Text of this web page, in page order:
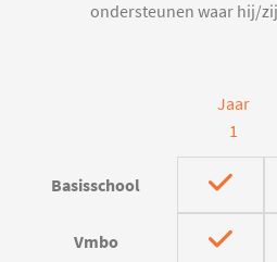
ondersteunen waar hij/
Jaar
1
Basisschool
Vmbo